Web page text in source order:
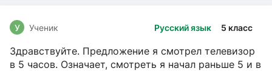
Русский язык 5 класс
У Ученик
Здравствуйте. Предложение я смотрел телевизор
в 5 часов. Означает, смотреть я начал раньше 5 и в